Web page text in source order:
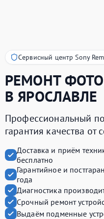
Сервисный центр Sony
РЕМОНТ
В ЯРОСЛАВЛЕ
Профессиональный
гарантия качества от
Доставка и приём
бесплатно
Гарантийное и
года
Диагностика
Срочный ремонт
Выдаём подменные